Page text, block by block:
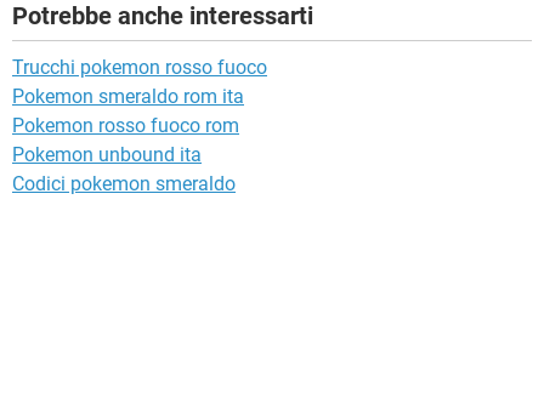
Potrebbe anche interessarti
Trucchi pokemon rosso fuoco
Pokemon smeraldo rom ita
Pokemon rosso fuoco rom
Pokemon unbound ita
Codici pokemon smeraldo